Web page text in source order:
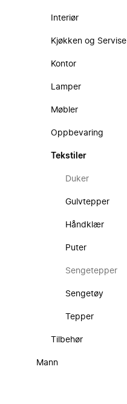
Interiør
Kjøkken og Servise
Kontor
Lamper
Møbler
Oppbevaring
Tekstiler
Duker
Gulvtepper
Håndklær
Puter
Sengetepper
Sengetøy
Tepper
Tilbehør
Mann